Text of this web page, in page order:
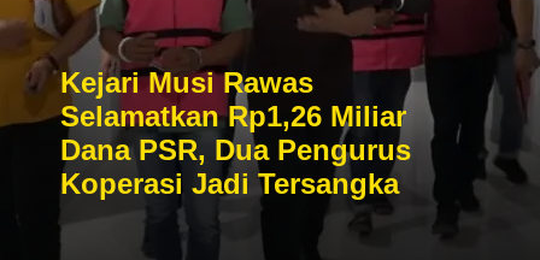
Kejari Musi Rawas
Selamatkan Rp1,26 Miliar
Dana PSR, Dua Pengurus
Koperasi Jadi Tersangka